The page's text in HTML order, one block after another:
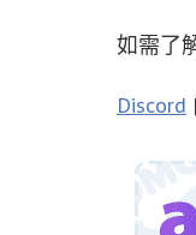
如需了
Discord |